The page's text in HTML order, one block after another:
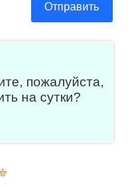
Отправить
пожалуйста,
на сутки?